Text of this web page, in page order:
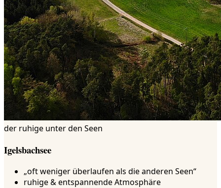
der ruhige unter den Seen
Igelsbachsee
„oft weniger überlaufen als die anderen Seen“
ruhige & entspannende Atmosphäre